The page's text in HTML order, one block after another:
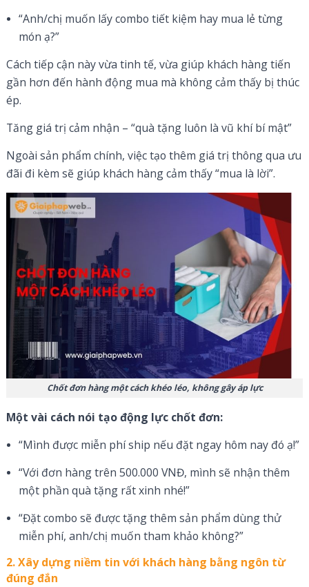
“Anh/chị muốn lấy combo tiết kiệm hay mua lẻ từng
món ạ?”
Cách tiếp cận này vừa tinh tế, vừa giúp khách hàng tiến
gần hơn đến hành động mua mà không cảm thấy bị thúc
ép.
Tăng giá trị cảm nhận – “quà tặng luôn là vũ khí bí mật”
Ngoài sản phẩm chính, việc tạo thêm giá trị thông qua ưu
đãi đi kèm sẽ giúp khách hàng cảm thấy “mua là lời”.
Chốt đơn hàng một cách khéo léo, không gây áp lực
Một vài cách nói tạo động lực chốt đơn:
“Mình được miễn phí ship nếu đặt ngay hôm nay đó ạ!”
“Với đơn hàng trên 500.000 VNĐ, mình sẽ nhận thêm
một phần quà tặng rất xinh nhé!”
“Đặt combo sẽ được tặng thêm sản phẩm dùng thử
miễn phí, anh/chị muốn tham khảo không?”
2. Xây dựng niềm tin với khách hàng bằng ngôn từ
đúng đắn